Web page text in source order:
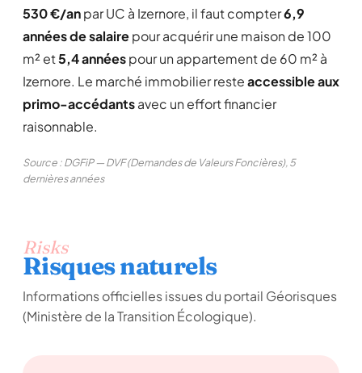
530 €/anpar UC à Izernore, il faut compter6,9
années de salairepour acquérir une maison de 100
m² et5,4 annéespour un appartement de 60 m² à
Izernore. Le marché immobilier resteaccessible aux
primo-accédantsavec un effort financier
raisonnable.
Source : DGFiP — DVF (Demandes de Valeurs Foncières), 5
dernières années
Risks
Risques naturels
Informations officielles issues du portail Géorisques
(Ministère de la Transition Écologique).